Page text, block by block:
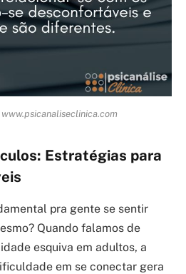
Estratégias para
pra gente se sentir
Quando falamos de
esquiva em adultos, a
em se conectar gera